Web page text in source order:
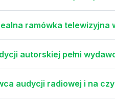
ramówka telewizyjna
autorskiej pełni
audycji radiowej i na